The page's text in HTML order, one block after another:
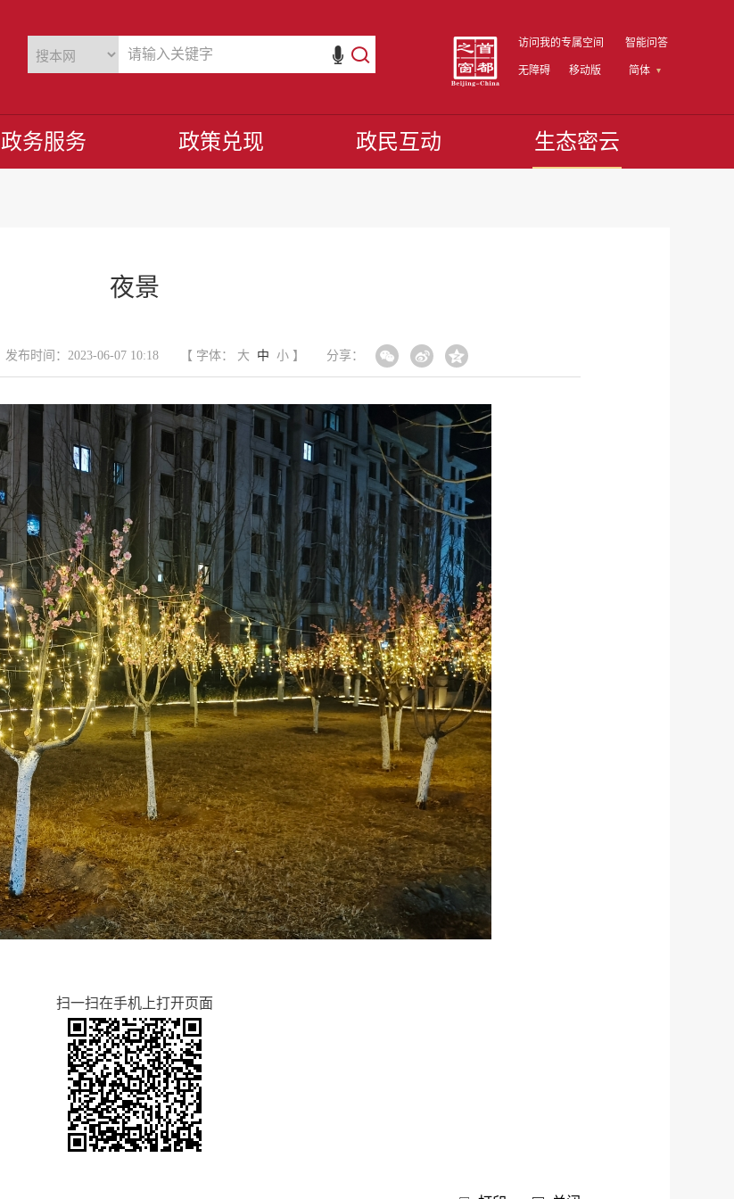
访问我的专属空间 智能问答
无障碍 移动版 简体
政务服务 政策兑现 政民互动 生态密云
夜景
发布时间：2023-06-07 10:18 【 字体： 大 中 小】 分享：
扫一扫在手机上打开页面